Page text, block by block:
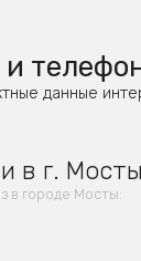
данные
в г. Мосты
в городе Мосты: